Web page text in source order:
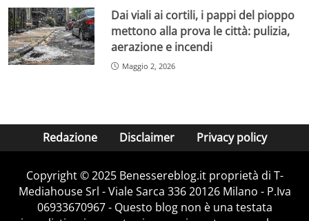
Dai viali ai cortili, i pappi del pioppo
mettono alla prova le città: pulizia,
aerazione e incendi
Maggio 2, 2026
Redazione Disclaimer Privacy policy
Copyright © 2025 Benessereblog.it proprietà di T-
Mediahouse Srl - Viale Sarca 336 20126 Milano - P.Iva
06933670967 - Questo blog non è una testata